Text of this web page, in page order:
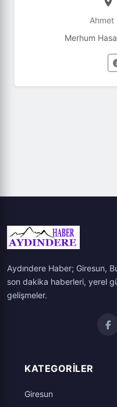
Ahmet
Merhum
Aydındere Haber; Giresun,
son dakika haberleri, yerel
gelişmeler.
KATEGORILER
Giresun